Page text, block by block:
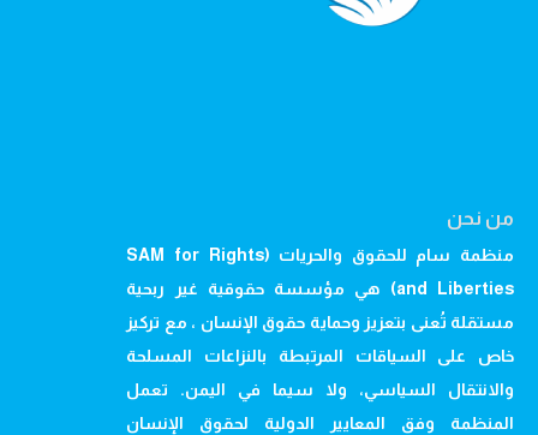
من نحن
منظمة سام للحقوق والحريات (SAM for Rights
and Liberties) هي مؤسسة حقوقية غير ربحية
مستقلة تُعنى بتعزيز وحماية حقوق الإنسان ، مع تركيز
خاص على السياقات المرتبطة بالنزاعات المسلحة
والانتقال السياسي، ولا سيما في اليمن. تعمل
المنظمة وفق المعايير الدولية لحقوق الإنسان